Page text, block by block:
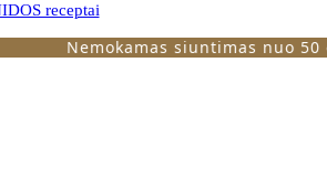
receptai
Nemokamas siuntimas nuo 50 eur